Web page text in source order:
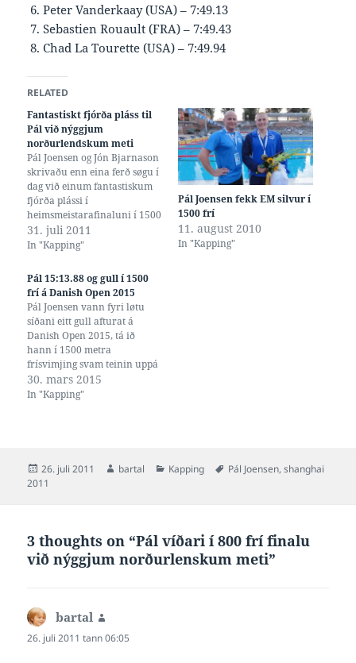
Peter Vanderkaay (USA) – 7:49.13
Sebastien Rouault (FRA) – 7:49.43
Chad La Tourette (USA) – 7:49.94
RELATED
Fantastiskt fjórða pláss til
Pál við nýggjum
norðurlendskum meti
Pál Joensen og Jón Bjarnason
skrivaðu enn eina ferð søgu í
dag við einum fantastiskum
fjórða plássi í
heimsmeistarafinaluni í 1500
frí. Tíðin hjá Páli var
14:46.33, ið er nýtt føroyskt
hjá Páli í innleiðandi
riðlinum í gjár var 14:56.66.
Tá hevði hann 6. bestu tíð…
31. juli 2011
In "Kapping"
Pál Joensen fekk EM silvur í
1500 frí
11. august 2010
In "Kapping"
Pál 15:13.88 og gull í 1500
frí á Danish Open 2015
Pál Joensen vann fyri løtu
síðani eitt gull afturat á
Danish Open 2015, tá ið
hann í 1500 metra
frísvimjing svam teinin uppá
15:13.88. Polsku Wojdak
Wojciech og Filips
'spadseretúri' hjá Páli, har
tað…
30. mars 2015
In "Kapping"
Posted
on
26. juli 2011 Author
bartal Categories
Kapping Tags
Pál Joensen,shanghai
2011
3 thoughts on “Pál víðari í 800 frí finalu
við nýggjum norðurlenskum meti”
bartal
26. juli 2011 tann 06:05